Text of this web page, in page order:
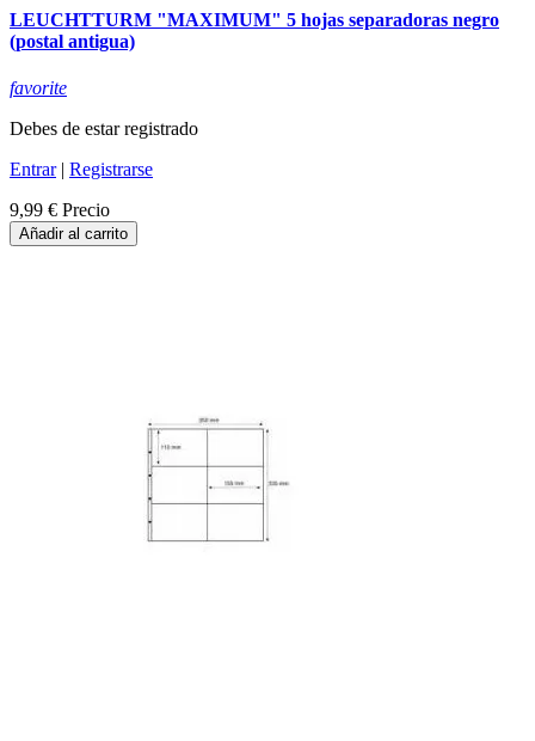
LEUCHTTURM "MAXIMUM" 5 hojas separadoras negro
(postal antigua)
favorite
Debes de estar registrado
Entrar| Registrarse
9,99 € Precio
Añadir al carrito